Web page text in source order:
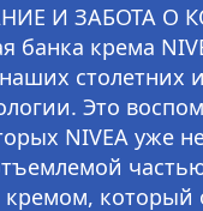
И ЗАБОТА О
банка крема
наших столетних
Это
NIVEA уже
кремом, который